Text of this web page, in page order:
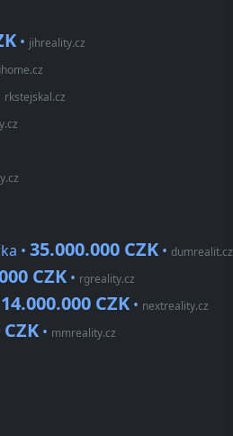
• jihreality.cz
rkstejskal.cz
• 35.000.000 CZK • dumrealit.cz
CZK • rgreality.cz
14.000.000 CZK • nextreality.cz
• mmreality.cz